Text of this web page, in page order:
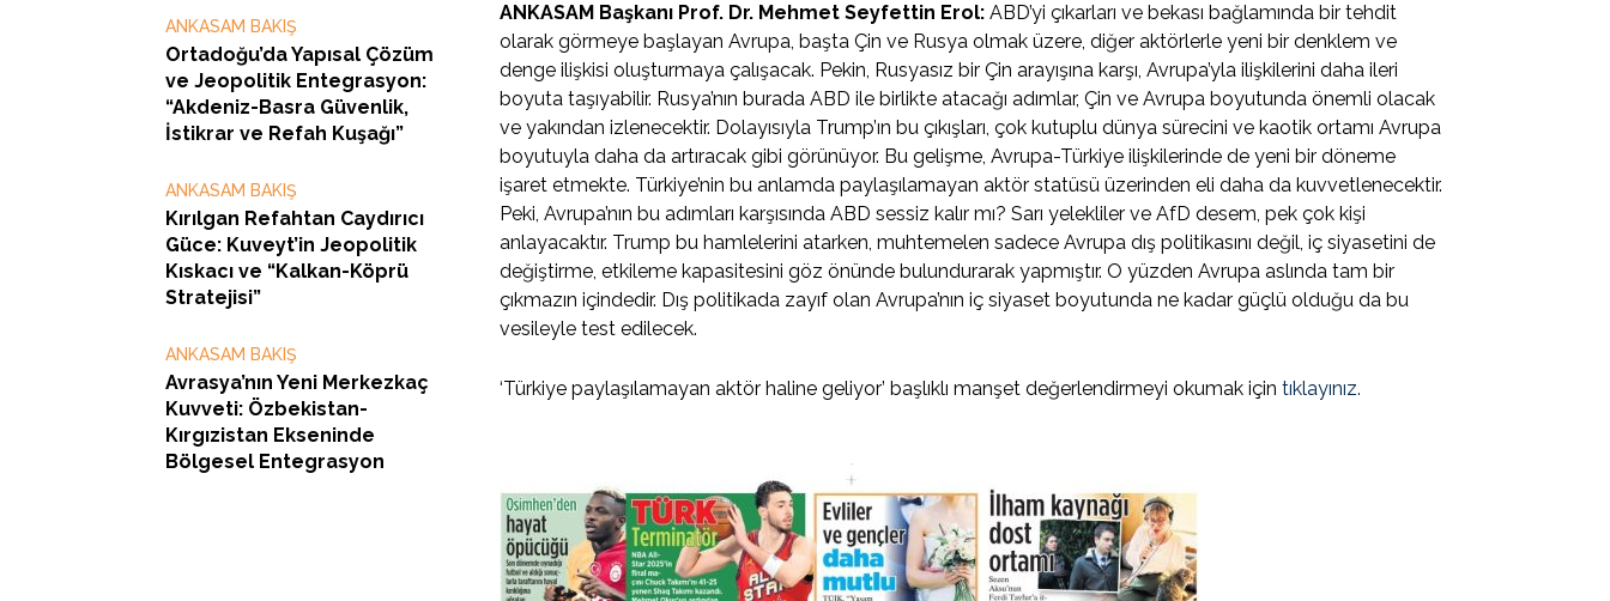
ANKASAM BAKIŞ
Ortadoğu’da Yapısal Çözüm
ve Jeopolitik Entegrasyon:
“Akdeniz-Basra Güvenlik,
İstikrar ve Refah Kuşağı”
ANKASAM BAKIŞ
Kırılgan Refahtan Caydırıcı
Güce: Kuveyt’in Jeopolitik
Kıskacı ve “Kalkan-Köprü
Stratejisi”
ANKASAM BAKIŞ
Avrasya’nın Yeni Merkezkaç
Kuvveti: Özbekistan-
Kırgızistan Ekseninde
Bölgesel Entegrasyon
ANKASAM Başkanı Prof. Dr. Mehmet Seyfettin Erol: ABD’yi çıkarları ve bekası bağlamında bir tehdit
olarak görmeye başlayan Avrupa, başta Çin ve Rusya olmak üzere, diğer aktörlerle yeni bir denklem ve
denge ilişkisi oluşturmaya çalışacak. Pekin, Rusyasız bir Çin arayışına karşı, Avrupa’yla ilişkilerini daha ileri
boyuta taşıyabilir. Rusya’nın burada ABD ile birlikte atacağı adımlar, Çin ve Avrupa boyutunda önemli olacak
ve yakından izlenecektir. Dolayısıyla Trump’ın bu çıkışları, çok kutuplu dünya sürecini ve kaotik ortamı Avrupa
boyutuyla daha da artıracak gibi görünüyor. Bu gelişme, Avrupa-Türkiye ilişkilerinde de yeni bir döneme
işaret etmekte. Türkiye’nin bu anlamda paylaşılamayan aktör statüsü üzerinden eli daha da kuvvetlenecektir.
Peki, Avrupa’nın bu adımları karşısında ABD sessiz kalır mı? Sarı yelekliler ve AfD desem, pek çok kişi
anlayacaktır. Trump bu hamlelerini atarken, muhtemelen sadece Avrupa dış politikasını değil, iç siyasetini de
değiştirme, etkileme kapasitesini göz önünde bulundurarak yapmıştır. O yüzden Avrupa aslında tam bir
çıkmazın içindedir. Dış politikada zayıf olan Avrupa’nın iç siyaset boyutunda ne kadar güçlü olduğu da bu
vesileyle test edilecek.
‘Türkiye paylaşılamayan aktör haline geliyor’ başlıklı manşet değerlendirmeyi okumak için tıklayınız.